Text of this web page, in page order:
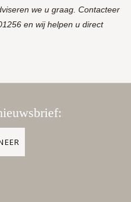
we u graag. Contacteer
en wij helpen u direct